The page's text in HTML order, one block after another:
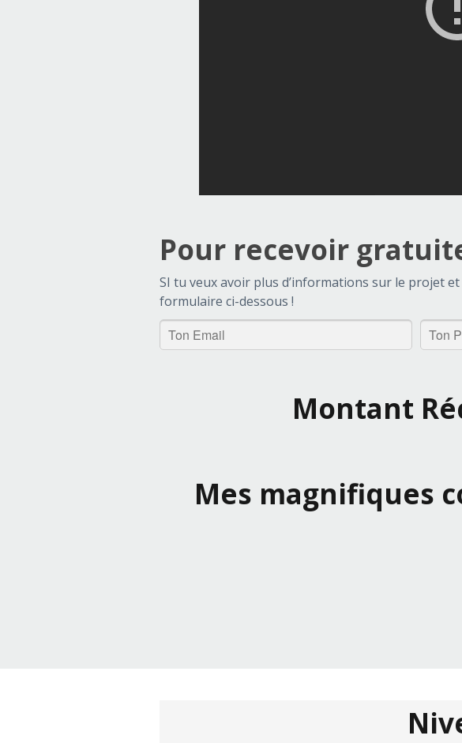
Pour recevoir
SI tu veux avoir plus d’informations sur le projet
formulaire ci-dessous !
Montant
Mes magnifiques